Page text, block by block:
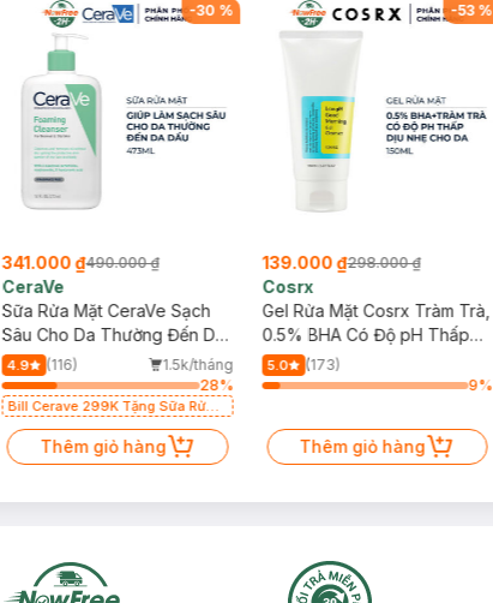
-30 %
341.000 ₫490.000 ₫
CeraVe
Sữa Rửa Mặt CeraVe Sạch
Sâu Cho Da Thường Đến Da
Dầu 473ml
4.9 (116)
1.5k/tháng
28%
Bill Cerave 299K Tặng Sữa Rửa
Thêm giỏ hàng
-53%
139.000 ₫298.000 ₫
Cosrx
Gel Rửa Mặt Cosrx Tràm Trà,
0.5% BHA Có Độ pH Thấp
150ml
5.0
(173)
9%
Thêm giỏ hàng